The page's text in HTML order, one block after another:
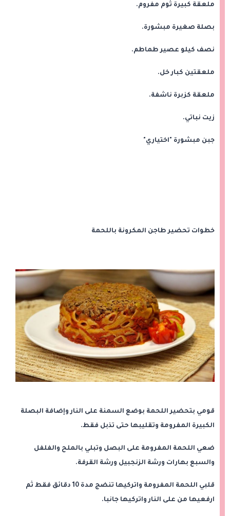
ملعقة كبيرة ثوم مفروم.
بصلة صغيرة مبشورة.
نصف كيلو عصير طماطم.
ملعقتين كبار خل.
ملعقة كزبرة ناشفة.
زيت نباتي.
جبن مبشورة "اختياري"
خطوات تحضير طاجن المكرونة باللحمة
قومي بتحضير اللحمة بوضع السمنة على النار وإضافة البصلة
الكبيرة المفرومة وتقليبها حتى تذبل فقط.
ضعي اللحمة المفرومة على البصل وتبلي بالملح والفلفل
والسبع بهارات ورشة الزنجبيل ورشة القرفة.
قلبي اللحمة المفرومة واتركيها تنضج مدة 10 دقائق فقط ثم
ارفعيها من على النار واتركيها جانبا.